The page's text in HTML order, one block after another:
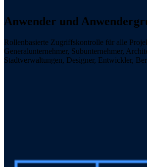
Anwender und
Rollenbasierte Zugriffskontrolle für alle
Generalunternehmer, Subunternehmer,
Stadtverwaltungen, Designer, Entwickler,